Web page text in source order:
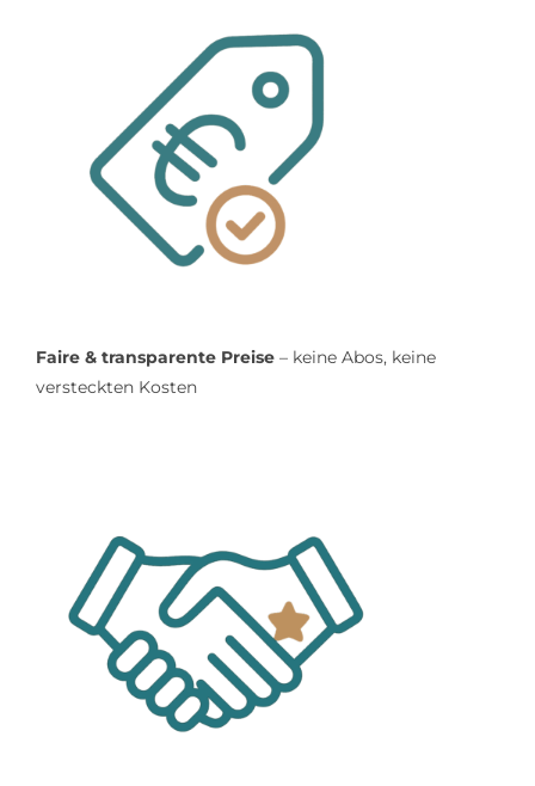
Faire & transparente Preise– keine Abos, keine
versteckten Kosten